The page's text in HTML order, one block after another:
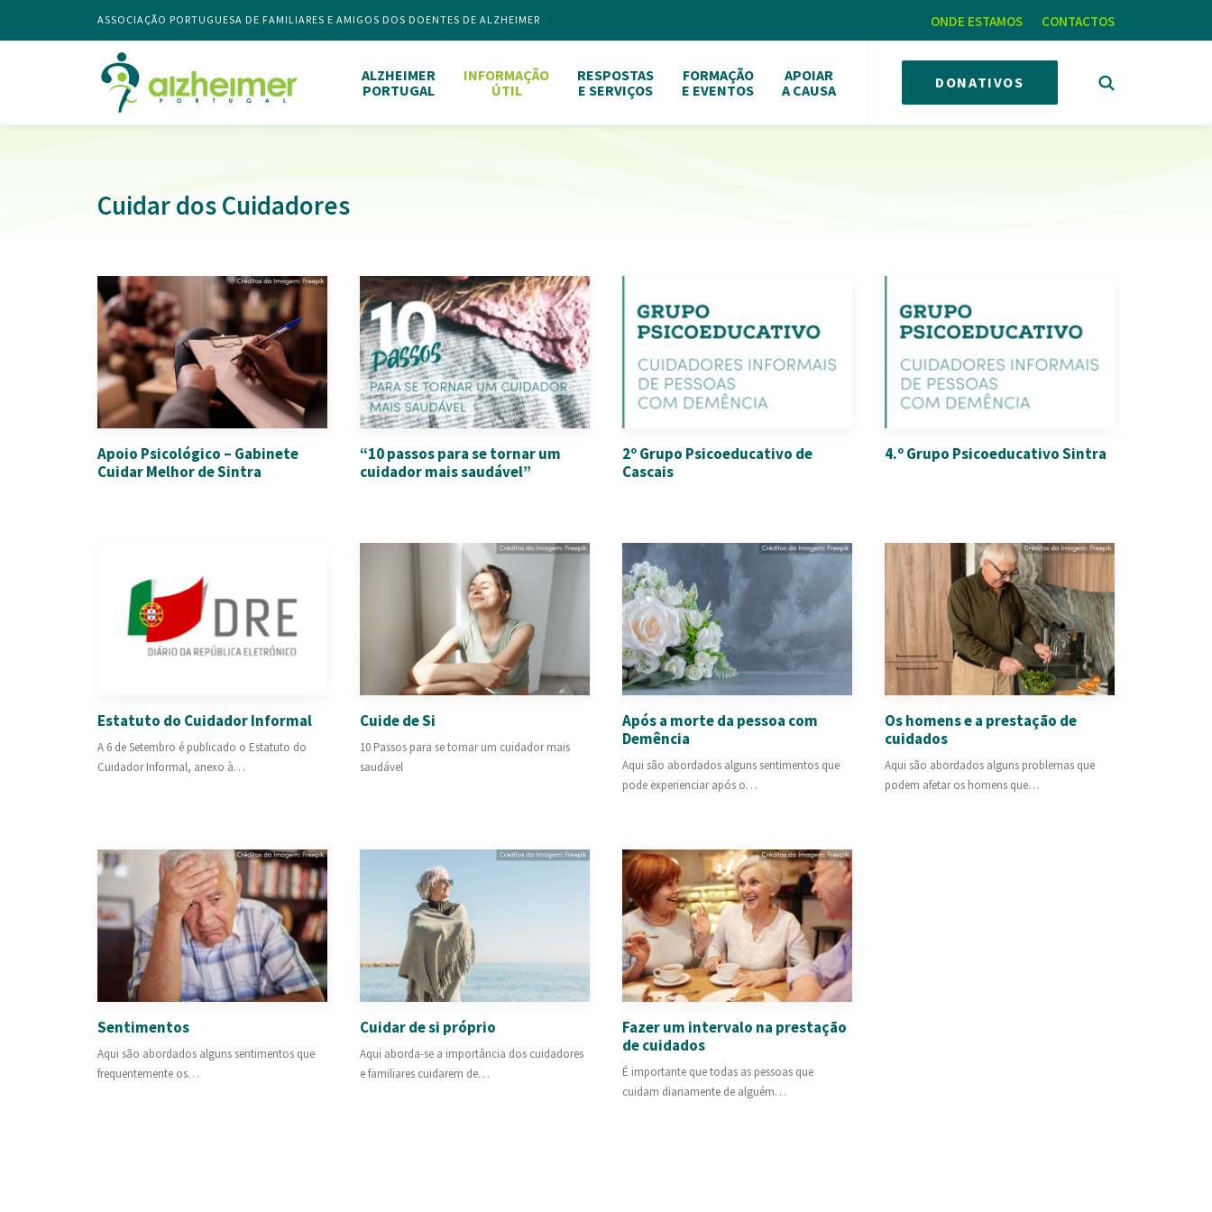
ASSOCIAÇÃO PORTUGUESA DE FAMILIARES E AMIGOS DOS DOENTES DE ALZHEIMER ONDE ESTAMOS CONTACTOS
ALZHEIMER
PORTUGAL
INFORMAÇÃO
ÚTIL
RESPOSTAS
E SERVIÇOS
FORMAÇÃO
E EVENTOS
APOIAR
A CAUSA
DONATIVOS
Cuidar dos Cuidadores
Apoio Psicológico – Gabinete
Cuidar Melhor de Sintra
“10 passos para se tornar um
cuidador mais saudável”
2º Grupo Psicoeducativo de
Cascais
4.º Grupo Psicoeducativo Sintra
Estatuto do Cuidador Informal
A 6 de Setembro é publicado o Estatuto do
Cuidador Informal, anexo à…
Cuide de Si
10 Passos para se tornar um cuidador mais
saudável
Após a morte da pessoa com
Demência
Aqui são abordados alguns sentimentos que
pode experienciar após o…
Os homens e a prestação de
cuidados
Aqui são abordados alguns problemas que
podem afetar os homens que…
Sentimentos
Aqui são abordados alguns sentimentos que
frequentemente os…
Cuidar de si próprio
Aqui aborda-se a importância dos cuidadores
e familiares cuidarem de…
Fazer um intervalo na prestação
de cuidados
É importante que todas as pessoas que
cuidam diariamente de alguém…